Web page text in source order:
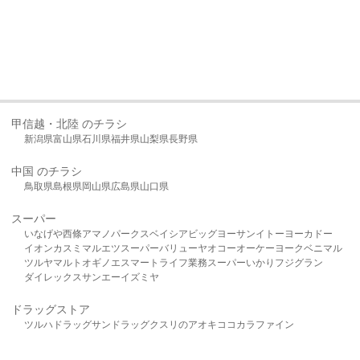
甲信越・北陸 のチラシ
新潟県富山県石川県福井県山梨県長野県
中国 のチラシ
鳥取県島根県岡山県広島県山口県
スーパー
いなげや西條アマノパークスベイシア ビッグヨーサンイトーヨーカドー
イオンカスミ マルエツスーパーバリューヤオコーオーケー ヨークベニマル
ツルヤマルト オギノ エスマート ライフ業務スーパーいかり フジグラン
ダイレックスサンエーイズミヤ
ドラッグストア
ツルハドラッグサンドラッグクスリのアオキ ココカラファイン